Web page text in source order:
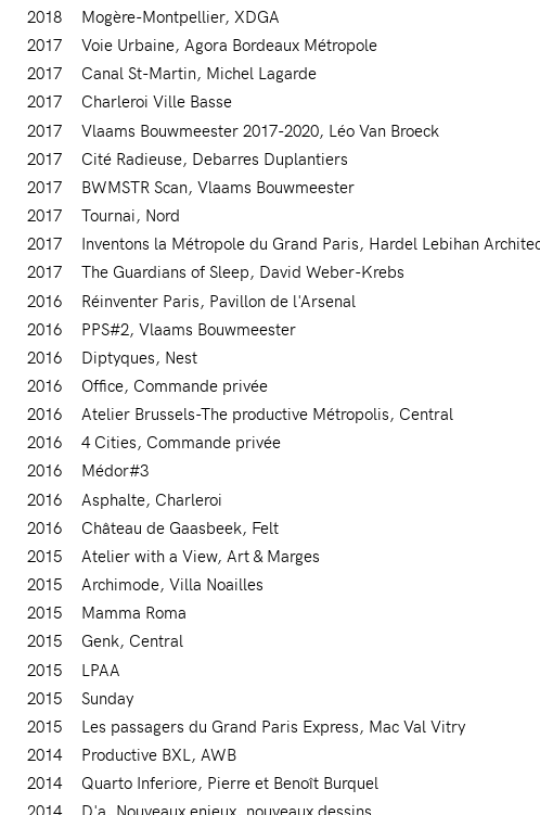
2018
Mogère-Montpellier XDGA
2017
Voie Urbaine Agora Bordeaux Métropole
2017
Canal St-Martin Michel Lagarde
2017
Charleroi Ville Basse
2017
Vlaams Bouwmeester 2017-2020 Léo Van Broeck
2017
Cité Radieuse Debarres Duplantiers
2017
BWMSTR Scan Vlaams Bouwmeester
2017
Tournai Nord
2017
Inventons la Métropole du Grand Paris Hardel Lebihan
2017
The Guardians of Sleep David Weber-Krebs
2016
Réinventer Paris Pavillon de l'Arsenal
2016
PPS#2 Vlaams Bouwmeester
2016
Diptyques Nest
2016
Office Commande privée
2016
Atelier Brussels-The productive Métropolis Central
2016
4 Cities Commande privée
2016
Médor#3
2016
Asphalte Charleroi
2016
Château de Gaasbeek Felt
2015
Atelier with a View Art & Marges
2015
Archimode Villa Noailles
2015
Mamma Roma
2015
Genk Central
2015
LPAA
2015
Sunday
2015
Les passagers du Grand Paris Express Mac Val Vitry
2014
Productive BXL AWB
2014
Quarto Inferiore Pierre et Benoît Burquel